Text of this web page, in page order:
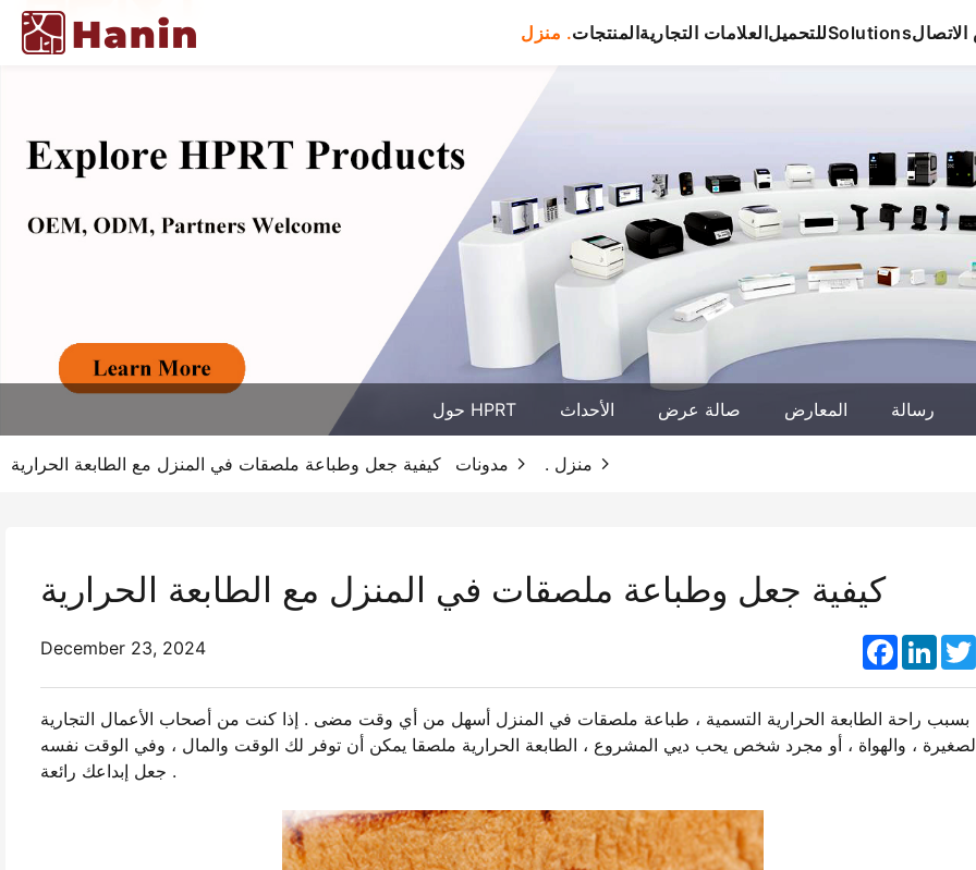
منزل .المنتجاتالعلامات التجاريةللتحميلSolutions
حول HPRT الأحداث صالة عرض المعارض رسالة
منزل . مدونات كيفية جعل وطباعة ملصقات في المنزل مع الطابعة الحرارية
كيفية جعل وطباعة ملصقات في المنزل مع الطابعة الحرارية
December 23, 2024 Facebook
بسبب راحة الطابعة الحرارية التسمية ، طباعة ملصقات في المنزل أسهل من أي وقت مضى . إذا كنت من أصحاب الأعمال التجارية
، والهواة ، أو مجرد شخص يحب ديي المشروع ، الطابعة الحرارية ملصقا يمكن أن توفر لك الوقت والمال ، وفي الوقت نفسه
جعل إبداعك رائعة .